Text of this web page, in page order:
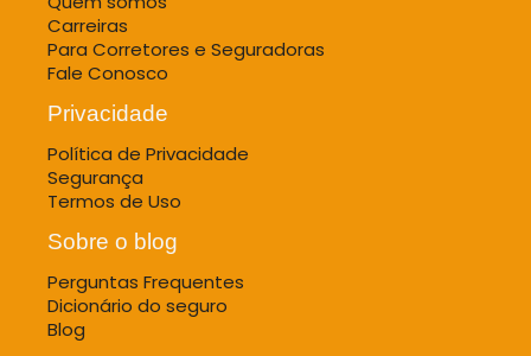
Carreiras
Para Corretores e Seguradoras
Fale Conosco
Privacidade
Política de Privacidade
Segurança
Termos de Uso
Sobre o blog
Perguntas Frequentes
Dicionário do seguro
Blog